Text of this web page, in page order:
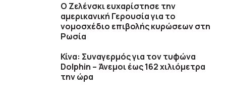
Ο Ζελένσκι ευχαρίστησε την
αμερικανική Γερουσία για το
νομοσχέδιο επιβολής κυρώσεων στη
Ρωσία
Κίνα: Συναγερμός για τον τυφώνα
Dolphin – Άνεμοι έως 162 χιλιόμετρα
την ώρα